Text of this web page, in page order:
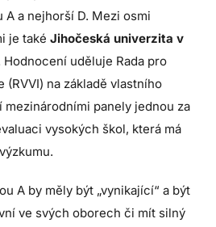
A a nejhorší D. Mezi osmi
je také Jihočeská univerzita v
Hodnocení uděluje Rada pro
(RVVI) na základě vlastního
panely jednou za
vysokých škol, která má
A by měly být „vynikající“ a být
ve svých oborech či mít silný